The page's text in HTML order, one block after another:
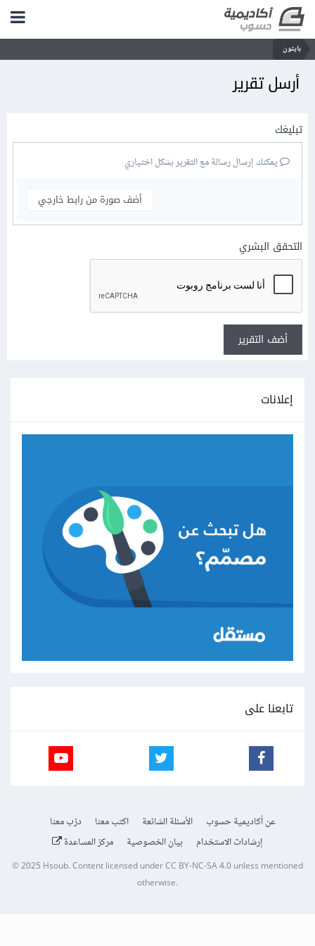
بايثون
أرسل تقرير
تبليغك
يمكنك إرسال رسالة مع التقرير بشكل اختياري
أضف صورة من رابط خارجي
التحقق البشري
أضف التقرير
إعلانات
تابعنا على
عن أكاديمية حسوب الأسئلة الشائعة اكتب معنا
درّب معنا
إرشادات الاستخدام
بيان الخصوصية مركز المساعدة
© 2025 Hsoub.Content licensed underCC BY-NC-SA 4.0unless mentioned
otherwise.